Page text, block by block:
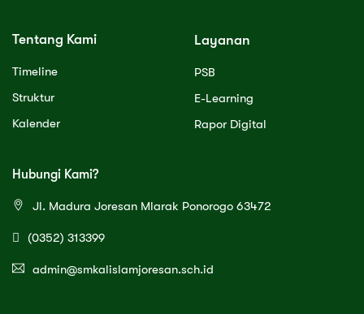
Tentang Kami
Timeline
Struktur
Kalender
Layanan
PSB
E-Learning
Rapor Digital
Hubungi Kami?
Jl. Madura Joresan Mlarak Ponorogo 63472
(0352) 313399
admin@smkalislamjoresan.sch.id